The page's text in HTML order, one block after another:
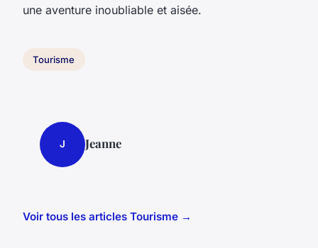
une aventure inoubliable et aisée.
Tourisme
J Jeanne
Voir tous les articles Tourisme →